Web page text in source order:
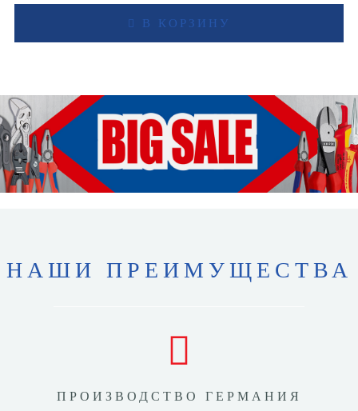
В КОРЗИНУ
НАШИ ПРЕИМУЩЕСТВА
ПРОИЗВОДСТВО ГЕРМАНИЯ